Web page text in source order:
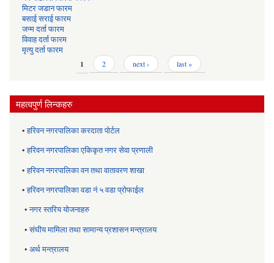
मिटर जडान फारम
बसाई सराई फारम
जन्म दर्ता फारम
विवाह दर्ता फारम
मृत्यु दर्ता फारम
1 2 next › last »
महत्वपुर्ण लिन्कहरु
•हरिवन नगरपालिका करदाता पोर्टल
•हरिवन नगरपालिका एकिकृत नगर सेवा प्रणाली
•हरिवन नगरपालिका वन तथा वातावरण शाखा
•हरिवन नगरपालिका वडा नं ५ वडा प्रोफाईल
•नगर स्तरिय याेजनाहरु
•संघीय मामिला तथा सामान्य प्रशासन मन्त्रालय
• अर्थ मन्त्रालय